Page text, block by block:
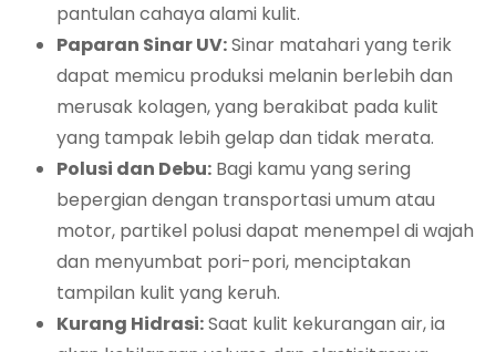
pantulan cahaya alami kulit.
Paparan Sinar UV:Sinar matahari yang terik
dapat memicu produksi melanin berlebih dan
merusak kolagen, yang berakibat pada kulit
yang tampak lebih gelap dan tidak merata.
Polusi dan Debu: Bagi kamu yang sering
bepergian dengan transportasi umum atau
motor, partikel polusi dapat menempel di wajah
dan menyumbat pori-pori, menciptakan
tampilan kulit yang keruh.
Kurang Hidrasi:Saat kulit kekurangan air, ia